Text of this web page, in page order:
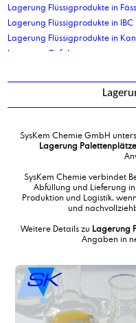
Lagerung Flüssigprodukte in
Lagerung Flüssigprodukte in IBC
Lagerung Flüssigprodukte in
Lagerung Gefahrgut
Lagerung Stückgut
Laureth 7
Laurinsäure
Lauryl/Myristylalkohol 75/25
Laurylalkoholethoxylat 3 EO
Linolsäure
Lohnabfüllung Flüssigprodukte
Lohnabfüllung Gefahrgut in
Lohnabfüllung in Flaschen
SysKem Chemie GmbH
Lagerung Palettenplätze
SysKem Chemie verbindet
Abfüllung und Lieferung
Produktion und Logistik,
und
Weitere Details zu Lagerung
Angaben in